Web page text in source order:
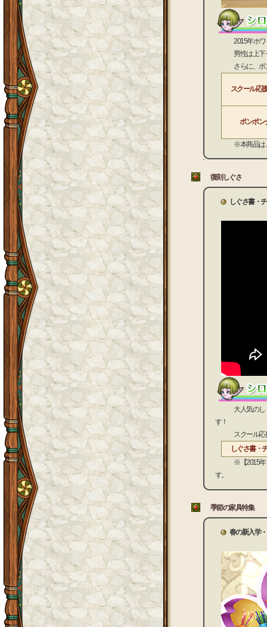
2015年ホワイ
男性は上下一
さらに、ポン
スクール応
ポンポン
※本商品は、装
復刻しぐさ
しぐさ書・
大人気のしぐ
す！
スクール応援
しぐさ書・
※【2015年 第
す。
季節の家具特集
春の新入学